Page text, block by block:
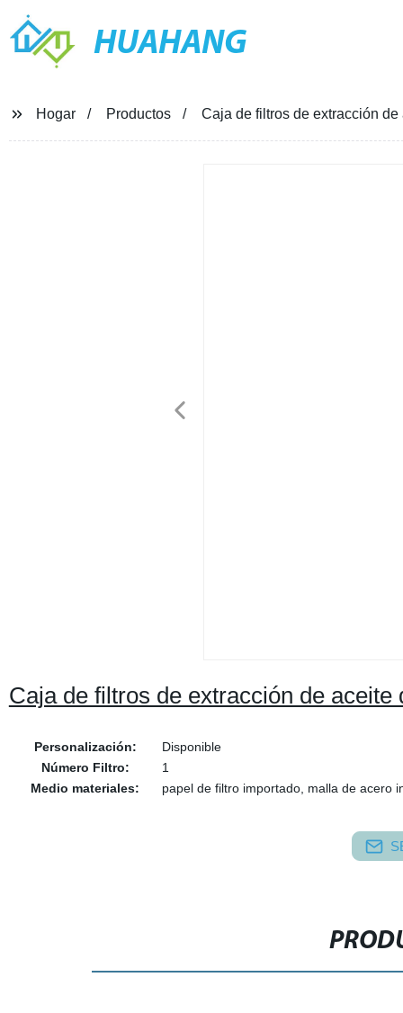
HUAHANG
Hogar Productos Caja de filtros de extracción
Caja de filtros de extracción de
Personalización:
Disponible
Número Filtro:
1
Medio materiales:
papel de filtro importado, malla de acero